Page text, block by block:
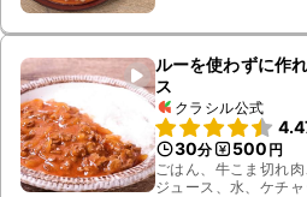
ルーを使わずに作
ス
クラシル公式
30分 500 円
ごはん、牛こま切れ
ジュース、水、ケチ